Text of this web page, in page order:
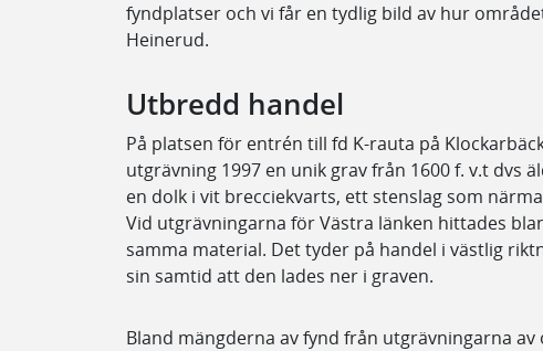
fyndplatser och vi får en tydlig bild av hur
Heinerud.
Utbredd handel
På platsen för entrén till fd K-rauta på
utgrävning 1997 en unik grav från 1600 f. v.t dvs
en dolk i vit brecciekvarts, ett stenslag som
Vid utgrävningarna för Västra länken hittades
samma material. Det tyder på handel i västlig
sin samtid att den lades ner i graven.
Bland mängderna av fynd från utgrävningarna